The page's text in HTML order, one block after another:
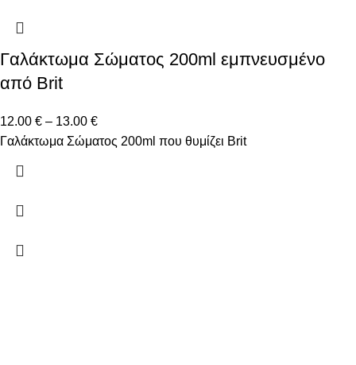
Γαλάκτωμα Σώματος 200ml εμπνευσμένο
από Brit
12.00 € – 13.00 €
Γαλάκτωμα Σώματος 200ml που θυμίζει Brit